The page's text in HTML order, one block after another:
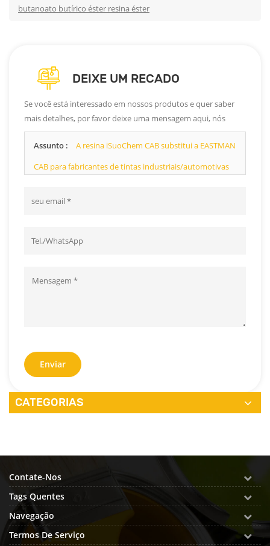
butanoato butírico éster resina éster
DEIXE UM RECADO
Se você está interessado em nossos produtos e quer saber
mais detalhes, por favor deixe uma mensagem aqui, nós
responderemos o mais breve possível.
Assunto :
A resina iSuoChem CAB substitui a EASTMAN
CAB para fabricantes de tintas industriais/automotivas
Enviar
CATEGORIAS
Contate-Nos
Tags Quentes
Navegação
Termos De Serviço